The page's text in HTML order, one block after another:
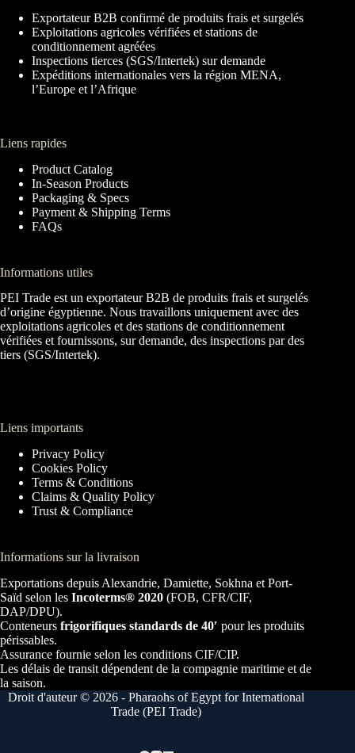
Exportateur B2B confirmé de produits frais et surgelés
Exploitations agricoles vérifiées et stations de
conditionnement agréées
Inspections tierces (SGS/Intertek) sur demande
Expéditions internationales vers la région MENA,
l’Europe et l’Afrique
Liens rapides
Product Catalog
In-Season Products
Packaging & Specs
Payment & Shipping Terms
FAQs
Informations utiles
PEI Trade est un exportateur B2B de produits frais et surgelés
d’origine égyptienne. Nous travaillons uniquement avec des
exploitations agricoles et des stations de conditionnement
vérifiées et fournissons, sur demande, des inspections par des
tiers (SGS/Intertek).
Liens importants
Privacy Policy
Cookies Policy
Terms & Conditions
Claims & Quality Policy
Trust & Compliance
Informations sur la livraison
Exportations depuis Alexandrie, Damiette, Sokhna et Port-
Saïd selon les Incoterms® 2020 (FOB, CFR/CIF,
DAP/DPU).
Conteneurs frigorifiques standards de 40′ pour les produits
périssables.
Assurance fournie selon les conditions CIF/CIP.
Les délais de transit dépendent de la compagnie maritime et de
la saison.
Droit d'auteur © 2026 - Pharaohs of Egypt for International
Trade (PEI Trade)